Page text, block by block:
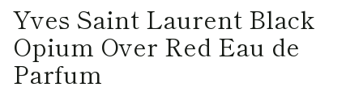
Yves Saint Laurent Black
Opium Over Red Eau de
Parfum